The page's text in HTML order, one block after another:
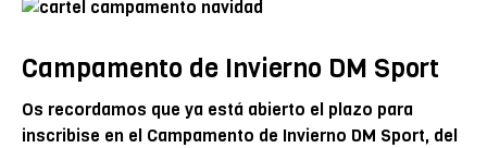
Campamento de Invierno DM Sport
Os recordamos que ya está abierto el plazo para
inscribise en el Campamento de Invierno DM Sport, del